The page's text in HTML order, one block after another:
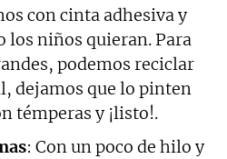
con cinta adhesiva y
los niños quieran. Para
podemos reciclar
dejamos que lo pinten
témperas y ¡listo!.
: Con un poco de hilo y